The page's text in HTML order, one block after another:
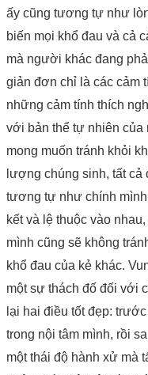
ấy cũng tương tự như
biến mọi khổ đau và cả
mà người khác đang
giản đơn chỉ là các cảm
những cảm tính thích
với bản thể tự nhiên của
mong muốn tránh khỏi
lượng chúng sinh, tất
tương tự như chính
kết và lệ thuộc vào
mình cũng sẽ không
khổ đau của kẻ khác.
một sự thách đố đối với
lại hai điều tốt đẹp:
trong nội tâm mình, rồi
một thái độ hành xử mà